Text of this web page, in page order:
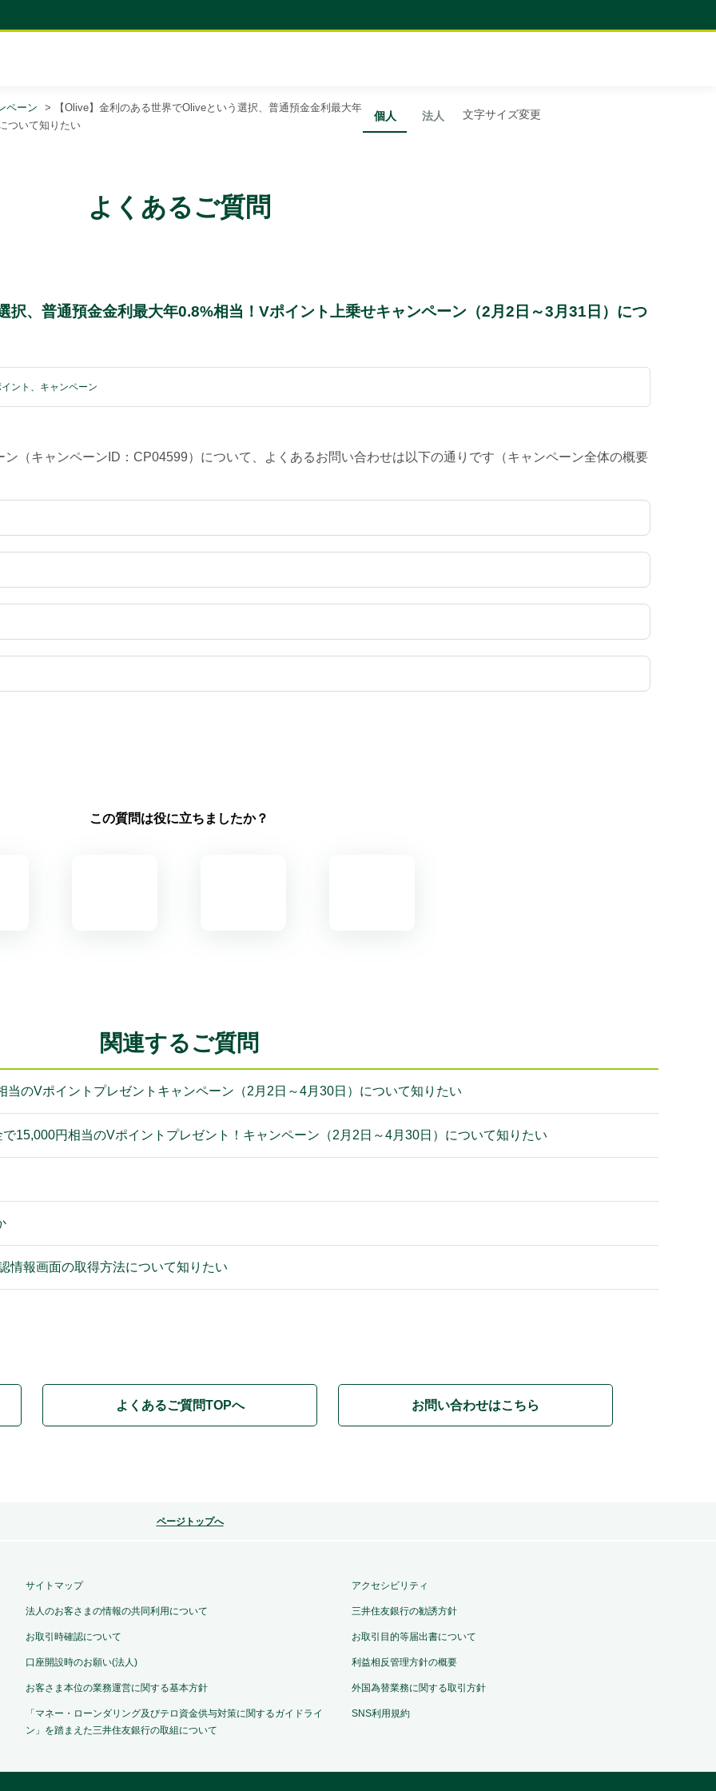
個人 法人 文字サイズ変更
ペーン >
【Olive】金利のある世界でOliveという選択、普通預金金利最大年
ついて知りたい
よくあるご質問
、普通預金金利最大年0.8%相当！Vポイント上乗せキャンペーン（2月2日～3月31日）につ
ント、キャンペーン
（キャンペーンID：CP04599）について、よくあるお問い合わせは以下の通りです（キャンペーン全体の概要
この質問は役に立ちましたか？
関連するご質問
のVポイントプレゼントキャンペーン（2月2日～4月30日）について知りたい
15,000円相当のVポイントプレゼント！キャンペーン（2月2日～4月30日）について知りたい
情報画面の取得方法について知りたい
よくあるご質問TOPへ お問い合わせはこちら
ページトップへ
サイトマップ アクセシビリティ
法人のお客さまの情報の共同利用について 三井住友銀行の勧誘方針
お取引時確認について お取引目的等届出書について
口座開設時のお願い(法人) 利益相反管理方針の概要
お客さま本位の業務運営に関する基本方針 外国為替業務に関する取引方針
「マネー・ローンダリング及びテロ資金供与対策に関するガイドライ
ン」を踏まえた三井住友銀行の取組について
SNS利用規約